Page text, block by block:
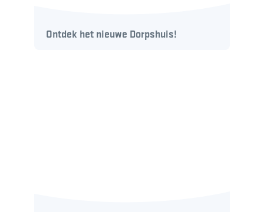
Ontdek het nieuwe Dorpshuis!